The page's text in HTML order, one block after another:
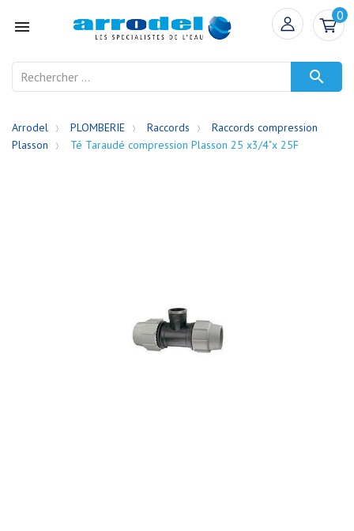

0

Arrodel PLOMBERIE Raccords
Raccords compression
Plasson
Té Taraudé compression Plasson 25 x3/4"x 25F